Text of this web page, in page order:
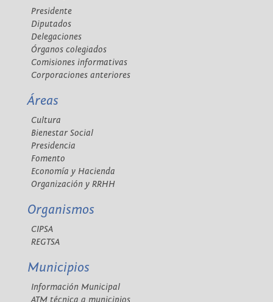
Presidente
Diputados
Delegaciones
Órganos colegiados
Comisiones informativas
Corporaciones anteriores
Áreas
Cultura
Bienestar Social
Presidencia
Fomento
Economía y Hacienda
Organización y RRHH
Organismos
CIPSA
REGTSA
Municipios
Información Municipal
ATM técnica a municipios